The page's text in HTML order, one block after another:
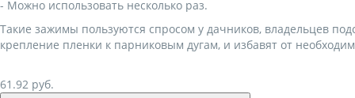
- Можно использовать несколько раз.
Такие зажимы пользуются спросом у дачников, владельцев
крепление пленки к парниковым дугам, и избавят от
61.92 руб.